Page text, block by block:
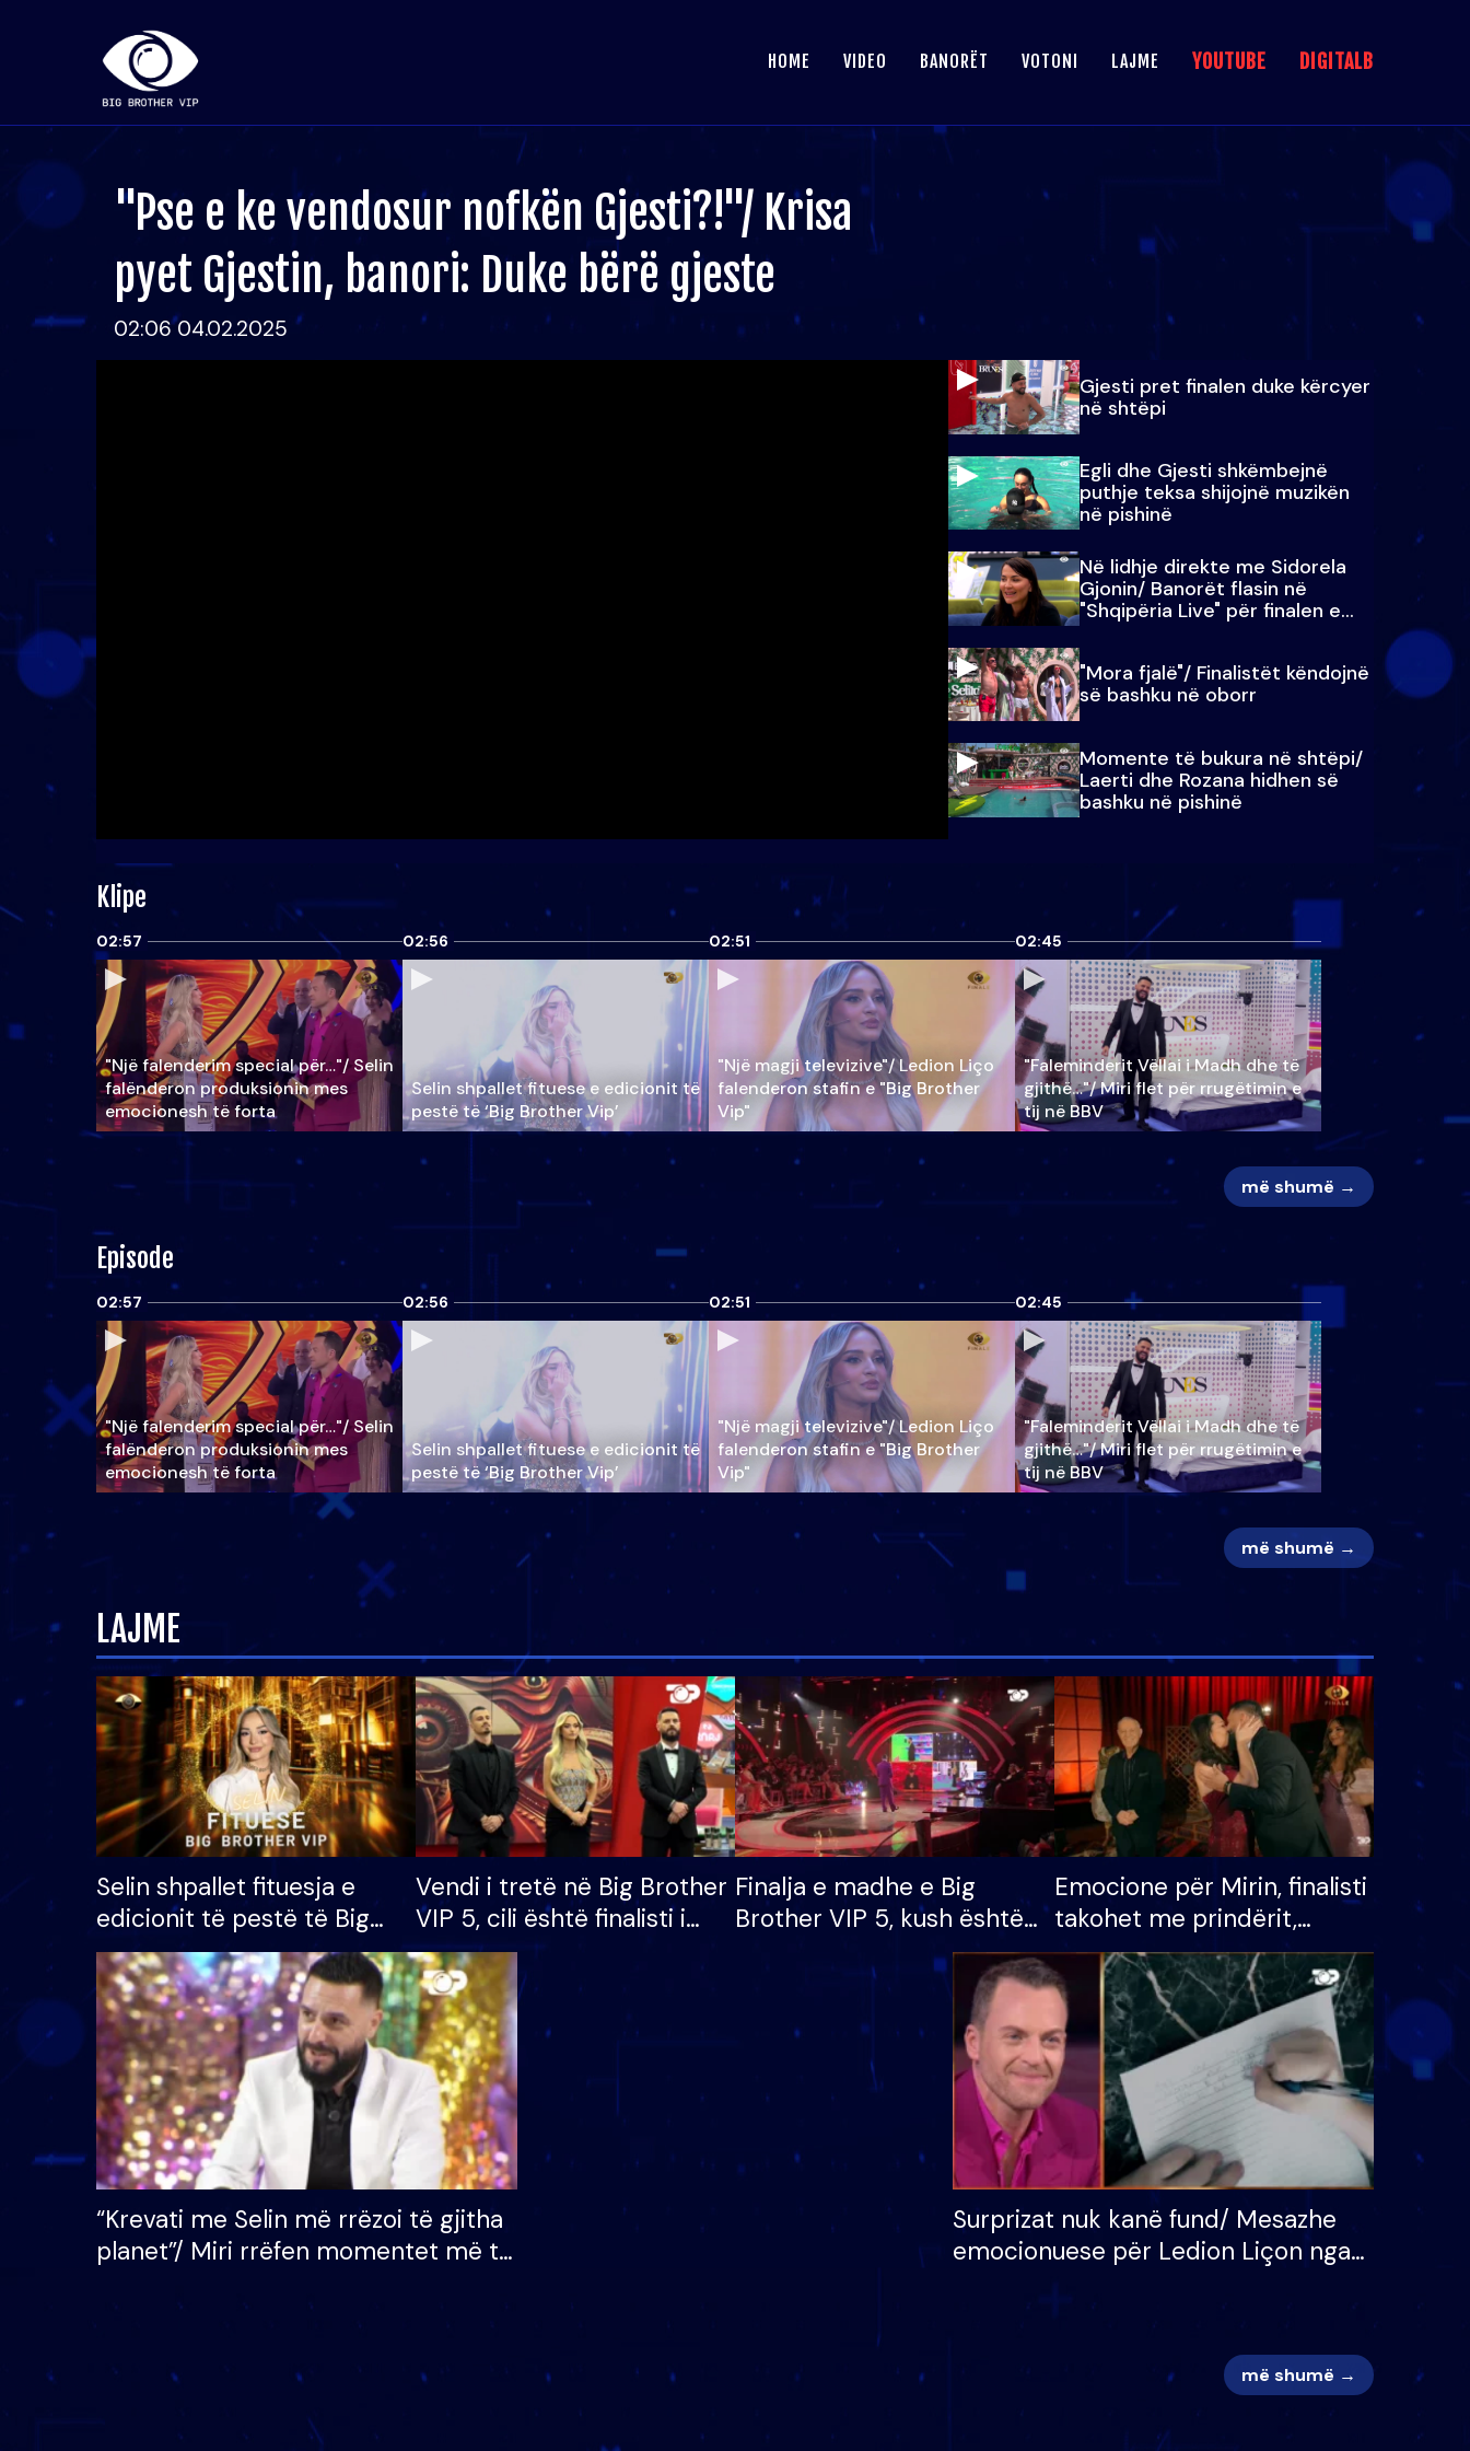
HOME VIDEO BANORËT VOTONI LAJME YOUTUBE DIGITALB
"Pse e ke vendosur nofkën Gjesti?!"/ Krisa
pyet Gjestin, banori: Duke bërë gjeste
02:06 04.02.2025
Gjesti pret finalen duke kërcyer
në shtëpi
Egli dhe Gjesti shkëmbejnë
puthje teksa shijojnë muzikën
në pishinë
Në lidhje direkte me Sidorela
Gjonin/ Banorët flasin në
"Shqipëria Live" për finalen e
madhe
"Mora fjalë"/ Finalistët këndojnë
së bashku në oborr
Momente të bukura në shtëpi/
Laerti dhe Rozana hidhen së
bashku në pishinë
Klipe
02:57
"Një falenderim special për…"/ Selin
falënderon produksionin mes
emocionesh të forta
02:56
Selin shpallet fituese e edicionit të
pestë të ‘Big Brother Vip’
02:51
"Një magji televizive"/ Ledion Liço
falenderon stafin e "Big Brother
Vip"
02:45
"Faleminderit Vëllai i Madh dhe të
gjithë…"/ Miri flet për rrugëtimin e
tij në BBV
më shumë →
Episode
02:57
"Një falenderim special për…"/ Selin
falënderon produksionin mes
emocionesh të forta
02:56
Selin shpallet fituese e edicionit të
pestë të ‘Big Brother Vip’
02:51
"Një magji televizive"/ Ledion Liço
falenderon stafin e "Big Brother
Vip"
02:45
"Faleminderit Vëllai i Madh dhe të
gjithë…"/ Miri flet për rrugëtimin e
tij në BBV
më shumë →
LAJME
Selin shpallet fituesja e
edicionit të pestë të Big
Brother VIP, rrëmben
çmimin e madh prej 100
mijë eurosh
Vendi i tretë në Big Brother
VIP 5, cili është finalisti i
radhës që lë shtëpinë
Finalja e madhe e Big
Brother VIP 5, kush është
banori i parë që lë shtëpinë
dhe humb mundësinë për
të fituar çmimin e madh
Emocione për Mirin, finalisti
takohet me prindërit,
vajzën dhe bashkëshorten:
S’kemi ndonjë letër divorci
apo jo?
“Krevati me Selin më rrëzoi të gjitha
planet”/ Miri rrëfen momentet më të
mungojë zilja e mëngjesit kur…
Surprizat nuk kanë fund/ Mesazhe
emocionuese për Ledion Liçon nga
më shumë →